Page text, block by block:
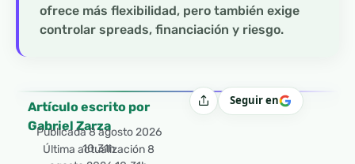
ofrece más flexibilidad, pero también exige
controlar spreads, financiación y riesgo.
Artículo escrito por
Gabriel Zarza
Publicada8 agosto 2026
10:31h
Última actualización 8
CompartirSeguir en